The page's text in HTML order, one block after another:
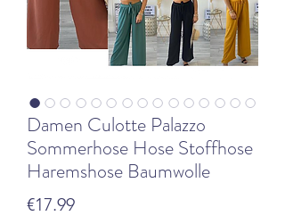
Damen Culotte Palazzo
Sommerhose Hose Stoffhose
Haremshose Baumwolle
€17.99Price